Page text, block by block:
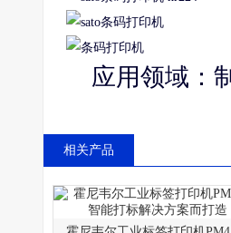
应用领域：
相关产品